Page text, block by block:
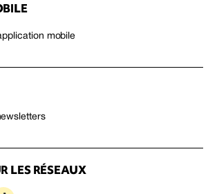
mobile
LES RÉSEAUX